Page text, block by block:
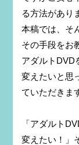
る方法があり
本稿では、そ
その手段をお
アダルトDVD
変えたいと思
ていただきま
「アダルト
変えたい！」